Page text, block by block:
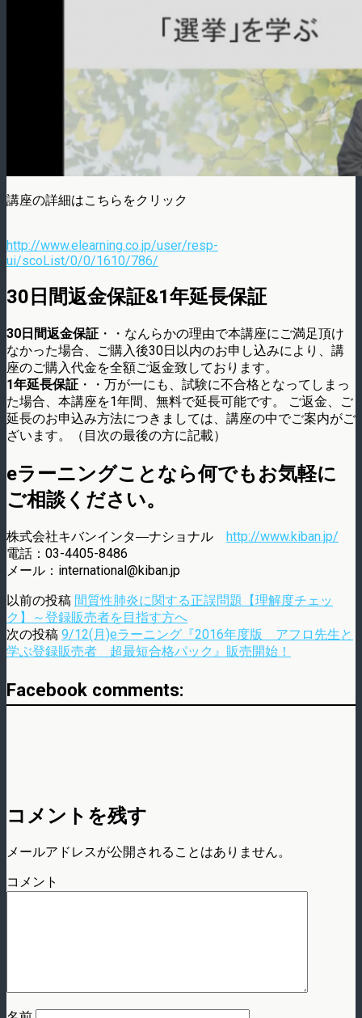
講座の詳細はこちらをクリック
http://www.elearning.co.jp/user/resp-
ui/scoList/0/0/1610/786/
30日間返金保証&1年延長保証
30日間返金保証 ・・なんらかの理由で本講座にご満足頂け
なかった場合、ご購入後30日以内のお申し込みにより、講
座のご購入代金を全額ご返金致しております。
1年延長保証 ・・万が一にも、試験に不合格となってしまっ
た場合、本講座を1年間、無料で延長可能です。 ご返金、ご
延長のお申込み方法につきましては、講座の中でご案内がご
ざいます。（目次の最後の方に記載）
eラーニングことなら何でもお気軽に
ご相談ください。
株式会社キバンインタ―ナショナル http://www.kiban.jp/
電話：03-4405-8486
メール：international@kiban.jp
以前の投稿 間質性肺炎に関する正誤問題【理解度チェッ
ク】～登録販売者を目指す方へ
次の投稿 9/12(月)eラーニング『2016年度版 アフロ先生と
学ぶ登録販売者 超最短合格パック』販売開始！
Facebook comments:
コメントを残す
メールアドレスが公開されることはありません。
コメント